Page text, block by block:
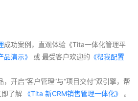
成功案例，直观体验《Tita一体化管理平
品演示》 或 最受客户欢迎的 《帮我配置
了解 《Tita 新CRM销售管理一体化》 。